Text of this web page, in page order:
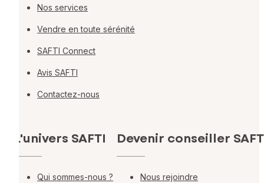
Nos services
Vendre en toute sérénité
SAFTI Connect
Avis SAFTI
Contactez-nous
L'univers SAFTI
Qui sommes-nous ?
Devenir conseiller
Nous rejoindre